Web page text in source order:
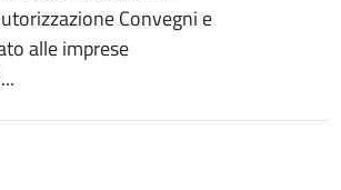
Convegni e
alle imprese